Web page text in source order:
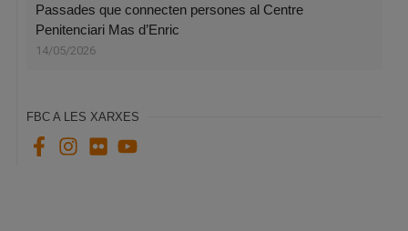
Passades que connecten persones al Centre
Penitenciari Mas d’Enric
14/05/2026
FBC A LES XARXES